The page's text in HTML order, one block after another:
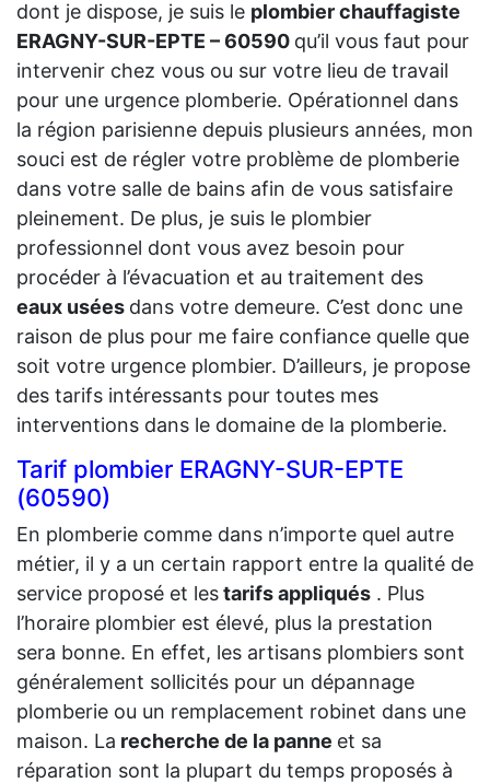
dont je dispose, je suis le plombier chauffagiste
ERAGNY-SUR-EPTE – 60590 qu’il vous faut pour
intervenir chez vous ou sur votre lieu de travail
pour une urgence plomberie. Opérationnel dans
la région parisienne depuis plusieurs années, mon
souci est de régler votre problème de plomberie
dans votre salle de bains afin de vous satisfaire
pleinement. De plus, je suis le plombier
professionnel dont vous avez besoin pour
procéder à l’évacuation et au traitement des
eaux usées dans votre demeure. C’est donc une
raison de plus pour me faire confiance quelle que
soit votre urgence plombier. D’ailleurs, je propose
des tarifs intéressants pour toutes mes
interventions dans le domaine de la plomberie.
Tarif plombier ERAGNY-SUR-EPTE
(60590)
En plomberie comme dans n’importe quel autre
métier, il y a un certain rapport entre la qualité de
service proposé et lestarifs appliqués . Plus
l’horaire plombier est élevé, plus la prestation
sera bonne. En effet, les artisans plombiers sont
généralement sollicités pour un dépannage
plomberie ou un remplacement robinet dans une
maison. La recherche de la panne et sa
réparation sont la plupart du temps proposés à